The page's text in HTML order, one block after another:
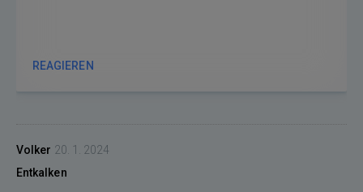
REAGIEREN
Volker 20. 1. 2024
Entkalken